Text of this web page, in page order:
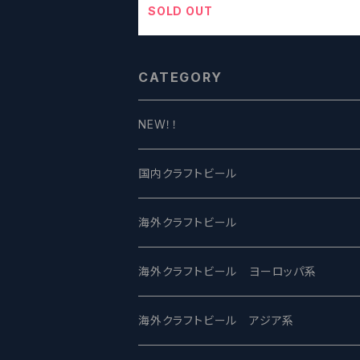
SOLD OUT
CATEGORY
NEW！！
国内クラフトビール
UCHU BREWING -うちゅうブルーイング
バテレ -VERTERE
2nd Story Ale Works -セカンドストーリー
海外クラフトビール
Modern Times モダンタイムズ
Maui マウイ
海外クラフトビール ヨーロッパ系
UnBarred -アンバード
海外クラフトビール アジア系